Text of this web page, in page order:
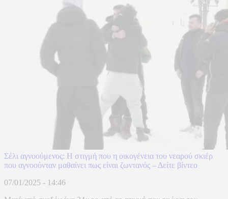
Σέλι αγνοούμενος: Η στιγμή που η οικογένεια του νεαρού σκιέρ
που αγνοούνταν μαθαίνει πως είναι ζωντανός – Δείτε βίντεο
07/01/2025 - 14:46